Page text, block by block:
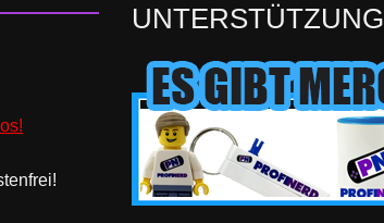
UNTERSTÜTZUNG